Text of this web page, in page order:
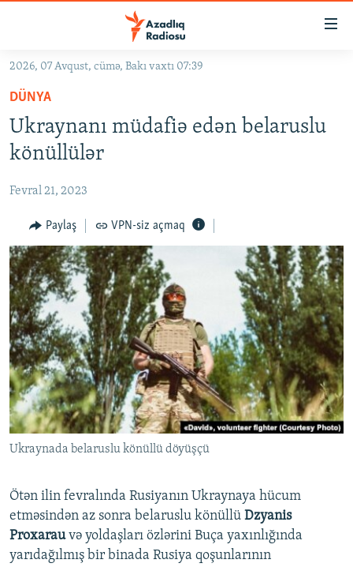
Əsas
qayıt
Əsas
naviqasiyaya
qayıt
Axtarışa
#İZAHLA
KORRUPSIOMETR
FƏRQƏ BAX
QANUNI DOĞRU
ARAŞDIRMA
MULTIMEDIA
VIDEO
FOTOQALEREYA
İNFOQRAFIKA
KARIKATURA
RADIO ARXIV
OXU ZALI
AZƏRBAYCAN ƏDƏBIYYATI KITABXANASI
İSLAM VƏ DEMOKRATIYA
İZ - MƏDƏNIYYƏT PROQRAMI
HAQQIMIZDA
MISSIYAMIZ
PEŞƏ ETIKASI VƏ JURNALISTIKA STANDARTLARIMIZ
MATERIALLARIMIZDAN ISTIFADƏ
AZADLIQRADIOSU MOBIL TELEFONUNUZDA
XƏBƏR BÜLLETENLƏRIMIZ
BIZI IZLƏ
RFE/RL-in bütün saytları
2026, 07 Avqust, cümə, Bakı vaxtı 07:39
DÜNYA
Ukraynanı müdafiə edən belaruslu
könüllülər
Fevral 21, 2023
Paylaş VPN-siz açmaq
Ukraynada belaruslu könüllü döyüşçü
Ötən ilin fevralında Rusiyanın Ukraynaya hücum
etməsindən az sonra belaruslu könüllü Dzyanis
Proxarauvə yoldaşları özlərini Buça yaxınlığında
yarıdağılmış bir binada Rusiya qoşunlarının